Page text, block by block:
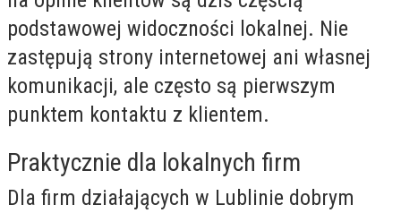
podstawowej widoczności lokalnej. Nie
zastępują strony internetowej ani własnej
komunikacji, ale często są pierwszym
punktem kontaktu z klientem.
Praktycznie dla lokalnych firm
Dla firm działających w Lublinie dobrym